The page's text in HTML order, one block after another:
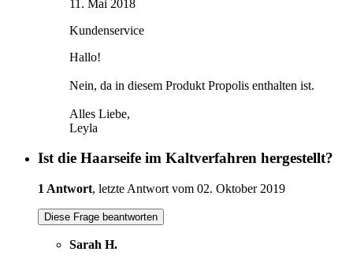
11. Mai 2018
Kundenservice
Hallo!
Nein, da in diesem Produkt Propolis enthalten ist.
Alles Liebe,
Leyla
Ist die Haarseife im Kaltverfahren hergestellt?
1 Antwort, letzte Antwort vom 02. Oktober 2019
Diese Frage beantworten
Sarah H.